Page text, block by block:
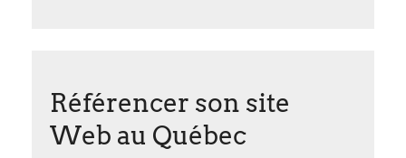
Référencer son site
Web au Québec